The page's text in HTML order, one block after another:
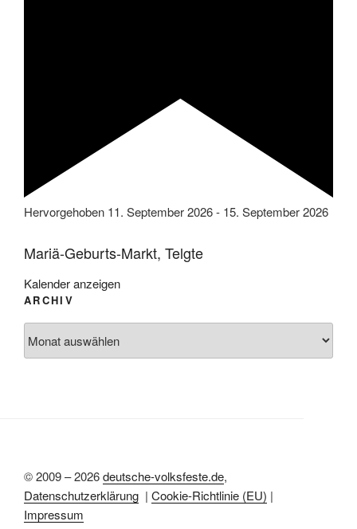
Hervorgehoben 11. September 2026- 15. September 2026
Mariä-Geburts-Markt, Telgte
Kalender anzeigen
ARCHIV
© 2009 – 2026deutsche-volksfeste.de,
Datenschutzerklärung | Cookie-Richtlinie (EU) |
Impressum